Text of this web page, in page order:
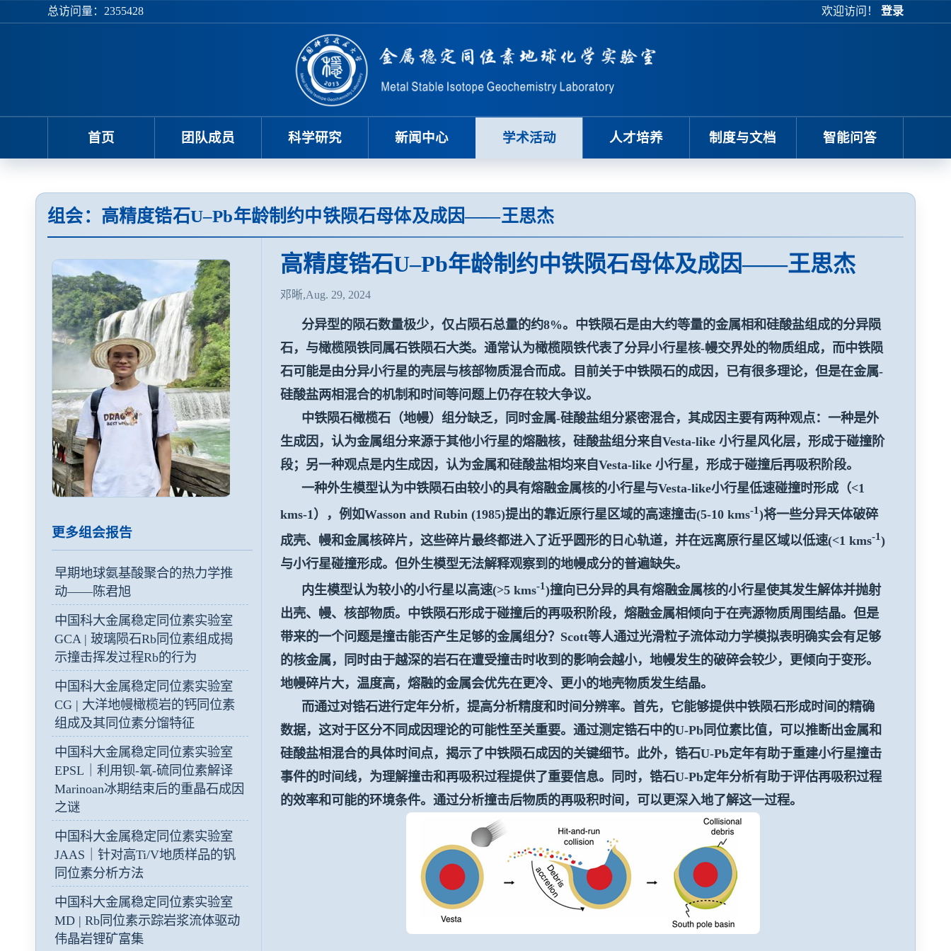
总访问量： 2355428 欢迎访问！ 登录
首页 团队成员 科学研究 新闻中心 学术活动 人才培养 制度与文档 智能问答
组会：高精度锆石U–Pb年龄制约中铁陨石母体及成因——王思杰
更多组会报告
早期地球氨基酸聚合的热力学推
动——陈君旭
中国科大金属稳定同位素实验室
GCA | 玻璃陨石Rb同位素组成揭
示撞击挥发过程Rb的行为
中国科大金属稳定同位素实验室
CG | 大洋地幔橄榄岩的钙同位素
组成及其同位素分馏特征
中国科大金属稳定同位素实验室
EPSL｜利用钡-氧-硫同位素解译
Marinoan冰期结束后的重晶石成因
之谜
中国科大金属稳定同位素实验室
JAAS｜针对高Ti/V地质样品的钒
同位素分析方法
中国科大金属稳定同位素实验室
MD | Rb同位素示踪岩浆流体驱动
伟晶岩锂矿富集
高精度锆石U–Pb年龄制约中铁陨石母体及成因——王思杰
邓晰,Aug. 29, 2024
分异型的陨石数量极少，仅占陨石总量的约8%。中铁陨石是由大约等量的金属相和硅酸盐组成的分异陨
石，与橄榄陨铁同属石铁陨石大类。通常认为橄榄陨铁代表了分异小行星核-幔交界处的物质组成，而中铁陨
石可能是由分异小行星的壳层与核部物质混合而成。目前关于中铁陨石的成因，已有很多理论，但是在金属-
硅酸盐两相混合的机制和时间等问题上仍存在较大争议。
中铁陨石橄榄石（地幔）组分缺乏，同时金属-硅酸盐组分紧密混合，其成因主要有两种观点：一种是外
生成因，认为金属组分来源于其他小行星的熔融核，硅酸盐组分来自Vesta-like 小行星风化层，形成于碰撞阶
段；另一种观点是内生成因，认为金属和硅酸盐相均来自Vesta-like 小行星，形成于碰撞后再吸积阶段。
一种外生模型认为中铁陨石由较小的具有熔融金属核的小行星与Vesta-like小行星低速碰撞时形成（<1
kms-1），例如Wasson and Rubin (1985)提出的靠近原行星区域的高速撞击(5-10 kms-1)将一些分异天体破碎
成壳、幔和金属核碎片，这些碎片最终都进入了近乎圆形的日心轨道，并在远离原行星区域以低速(<1 kms-1)
与小行星碰撞形成。但外生模型无法解释观察到的地幔成分的普遍缺失。
内生模型认为较小的小行星以高速(>5 kms-1)撞向已分异的具有熔融金属核的小行星使其发生解体并抛射
出壳、幔、核部物质。中铁陨石形成于碰撞后的再吸积阶段，熔融金属相倾向于在壳源物质周围结晶。但是
带来的一个问题是撞击能否产生足够的金属组分？ Scott等人通过光滑粒子流体动力学模拟表明确实会有足够
的核金属，同时由于越深的岩石在遭受撞击时收到的影响会越小，地幔发生的破碎会较少，更倾向于变形。
地幔碎片大，温度高，熔融的金属会优先在更冷、更小的地壳物质发生结晶。
而通过对锆石进行定年分析，提高分析精度和时间分辨率。首先，它能够提供中铁陨石形成时间的精确
数据，这对于区分不同成因理论的可能性至关重要。通过测定锆石中的U-Pb同位素比值，可以推断出金属和
硅酸盐相混合的具体时间点，揭示了中铁陨石成因的关键细节。此外，锆石U-Pb定年有助于重建小行星撞击
事件的时间线，为理解撞击和再吸积过程提供了重要信息。同时，锆石U-Pb定年分析有助于评估再吸积过程
的效率和可能的环境条件。通过分析撞击后物质的再吸积时间，可以更深入地了解这一过程。